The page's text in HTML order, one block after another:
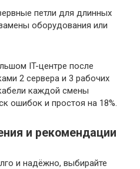
петли для длинных
оборудования или
IT-центре после
2 сервера и 3 рабочих
каждой смены
ошибок и простоя на 18%.
и рекомендации
и надёжно, выбирайте